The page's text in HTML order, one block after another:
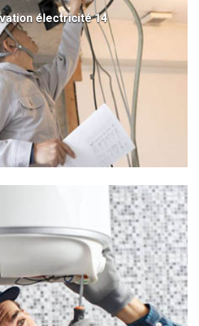
électricité 14